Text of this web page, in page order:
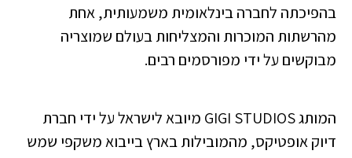
בהפיכתה לחברה בינלאומית משמעותית, אחת
מהרשתות המוכרות והמצליחות בעולם שמוצריה
מבוקשים על ידי מפורסמים רבים.
המותג GIGI STUDIOS מיובא לישראל על ידי חברת
דיוק אופטיקס, מהמובילות בארץ בייבוא משקפי שמש